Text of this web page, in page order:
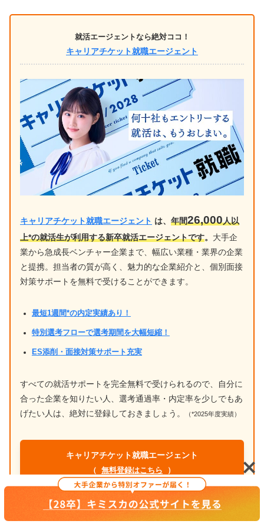
就活エージェントなら絶対ココ！
キャリアチケット就職エージェント
キャリアチケット就職エージェント は、 年間26,000人以
上*の就活生が利用する新卒就活エージェントです。 大手企
業から急成長ベンチャー企業まで、幅広い業種・業界の企業
と提携。担当者の質が高く、魅力的な企業紹介と、個別面接
対策サポートを無料で受けることができます。
最短1週間*の内定実績あり！
特別選考フローで選考期間を大幅短縮！
ES添削・面接対策サポート充実
すべての就活サポートを完全無料で受けられるので、自分に
合った企業を知りたい人、選考通過率・内定率を少しでもあ
げたい人は、絶対に登録しておきましょう。
（*2025年度実績）
キャリアチケット就職エージェント
（ 無料登録はこちら ）